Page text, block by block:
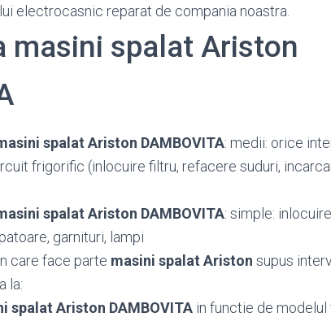
electrocasnic reparat de compania noastra.
masini spalat Ariston
spalat Ariston DAMBOVITA: medii: orice
frigorific (inlocuire filtru, refacere suduri,
spalat Ariston DAMBOVITA: simple:
garnituri, lampi
care face parte masini spalat Ariston supus
la:
spalat Ariston DAMBOVITA in functie de